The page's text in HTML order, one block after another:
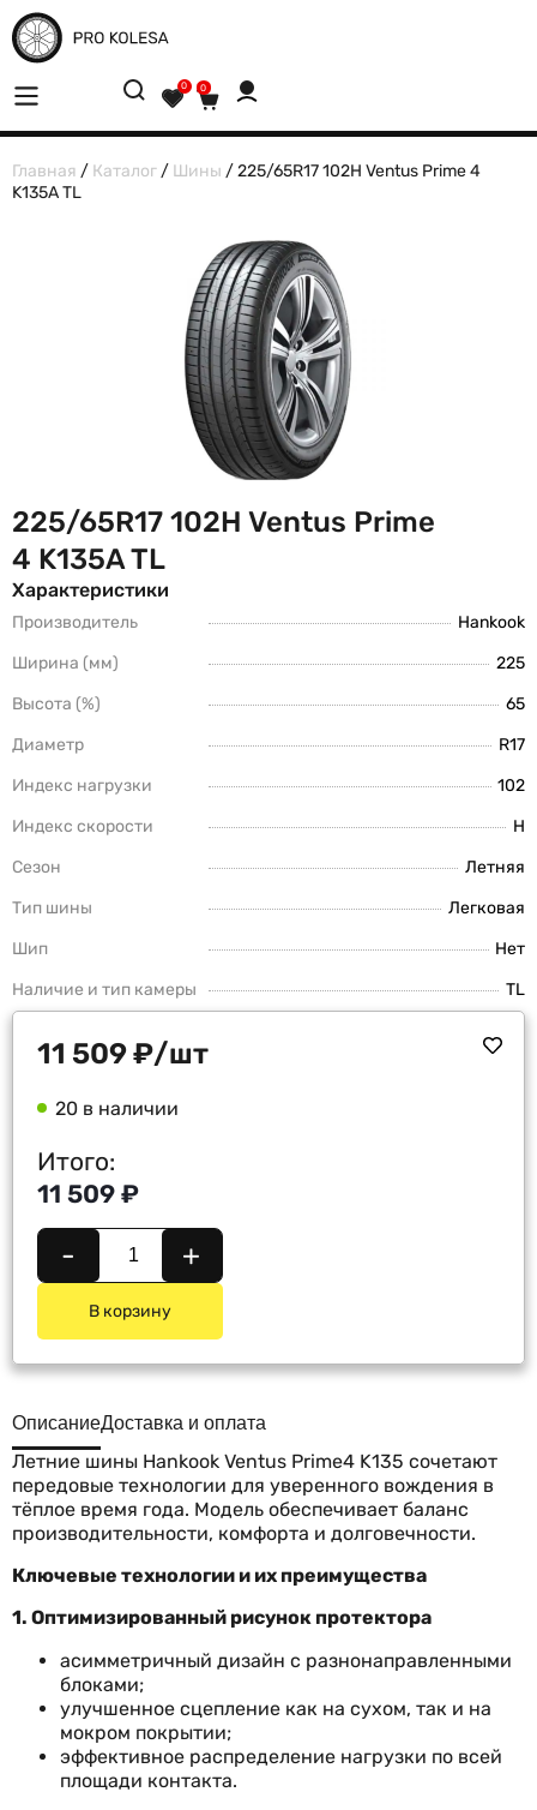
0 0
Главная / Каталог / Шины / 225/65R17 102H Ventus Prime 4
K135A TL
225/65R17 102H Ventus Prime
4 K135A TL
Характеристики
Производитель
Hankook
Ширина (мм)
225
Высота (%)
65
Диаметр
R17
Индекс нагрузки
102
Индекс скорости
H
Сезон
Летняя
Тип шины
Легковая
Шип
Нет
Наличие и тип камеры
TL
11 509₽/шт
20 в наличии
Итого:
11 509 ₽
- +
В корзину
ОписаниеДоставка и оплата
Летние шины Hankook Ventus Prime4 K135 сочетают
передовые технологии для уверенного вождения в
тёплое время года. Модель обеспечивает баланс
производительности, комфорта и долговечности.
Ключевые технологии и их преимущества
1. Оптимизированный рисунок протектора
асимметричный дизайн с разнонаправленными
блоками;
улучшенное сцепление как на сухом, так и на
мокром покрытии;
эффективное распределение нагрузки по всей
площади контакта.